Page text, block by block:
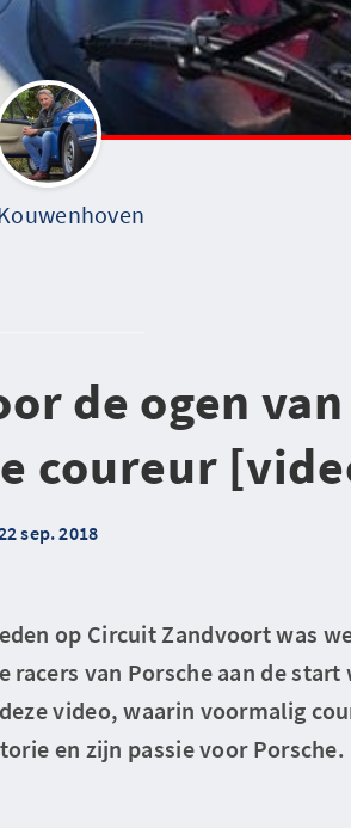
de ogen
coureur
sep. 2018
op Circuit Zandvoort was
van Porsche aan de start
video, waarin voormalig
en zijn passie voor Porsche.